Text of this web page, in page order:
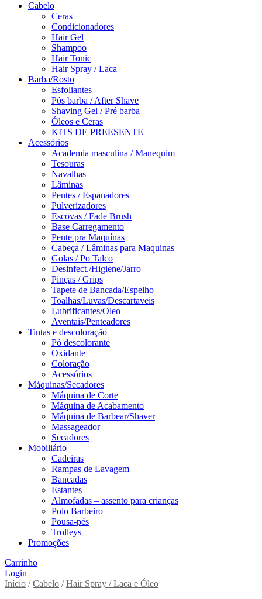
Cabelo
Ceras
Condicionadores
Hair Gel
Shampoo
Hair Tonic
Hair Spray / Laca
Barba/Rosto
Esfoliantes
Pós barba / After Shave
Shaving Gel / Pré barba
Óleos e Ceras
KITS DE PREESENTE
Acessórios
Academia masculina / Manequim
Tesouras
Navalhas
Lâminas
Pentes / Espanadores
Pulverizadores
Escovas / Fade Brush
Base Carregamento
Pente pra Maquínas
Cabeça / Lâminas para Maquinas
Golas / Po Talco
Desinfect./Higiene/Jarro
Pinças / Grips
Tapete de Bancada/Espelho
Toalhas/Luvas/Descartaveis
Lubrificantes/Oleo
Aventais/Penteadores
Tintas e descoloração
Pó descolorante
Oxidante
Coloração
Acessórios
Máquinas/Secadores
Máquina de Corte
Máquina de Acabamento
Máquina de Barbear/Shaver
Massageador
Secadores
Mobiliário
Cadeiras
Rampas de Lavagem
Bancadas
Estantes
Almofadas – assento para crianças
Polo Barbeiro
Pousa-pés
Trolleys
Promoções
Carrinho
Login
Início /Cabelo /Hair Spray / Laca e Óleo